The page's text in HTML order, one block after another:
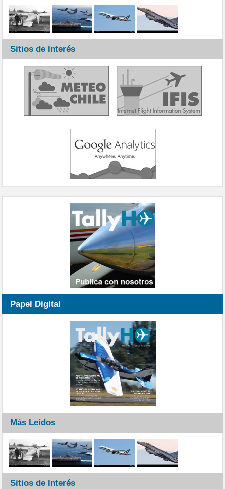
Sitios de Interés
Papel Digital
Más Leídos
Sitios de Interés